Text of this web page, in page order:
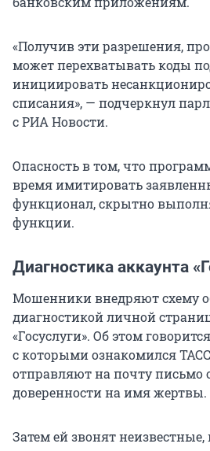
«Получив эти разрешения,
может перехватывать коды
инициировать
списания», — подчеркнул
с РИА Новости.
Опасность в том, что
время имитировать
функционал, скрытно
функции.
Диагностика аккаунта
Мошенники внедряют схему
диагностикой личной
«Госуслуги». Об этом
с которыми ознакомился
отправляют на почту письмо
доверенности на имя жертвы.
Затем ей звонят неизвестные,